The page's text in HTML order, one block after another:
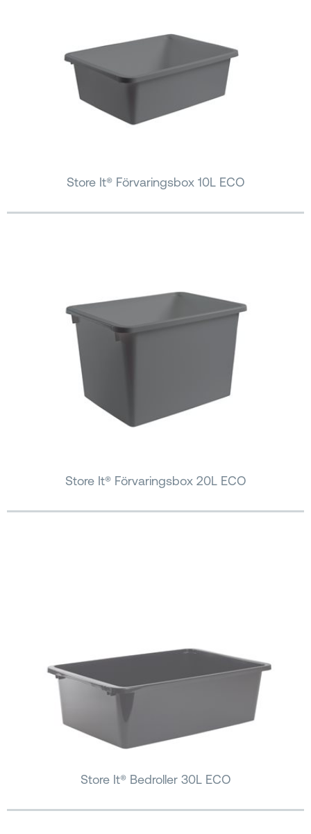
Store It® Förvaringsbox 10L ECO
Store It® Förvaringsbox 20L ECO
Store It® Bedroller 30L ECO